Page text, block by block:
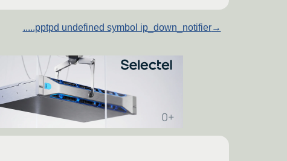
.....pptpd undefined symbol ip_down_notifier→